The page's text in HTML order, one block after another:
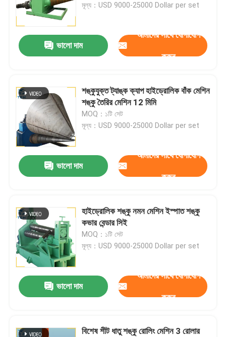
মূল্য：USD 9000-25000 Dollar per set
ভালো দাম
আমাদের সাথে যোগাযোগ
করুন
শঙ্কুযুক্ত ট্যাঙ্ক ক্যাপ হাইড্রোলিক বাঁক মেশিন
শঙ্কু তৈরির মেশিন 12 মিমি
MOQ：১টি সেট
মূল্য：USD 9000-25000 Dollar per set
ভালো দাম
আমাদের সাথে যোগাযোগ
করুন
হাইড্রোলিক শঙ্কু নমন মেশিন ইস্পাত শঙ্কু
কভার বেন্ডার সিই
MOQ：১টি সেট
মূল্য：USD 9000-25000 Dollar per set
ভালো দাম
আমাদের সাথে যোগাযোগ
করুন
বিশেষ শীট ধাতু শঙ্কু রোলিং মেশিন 3 রোলার